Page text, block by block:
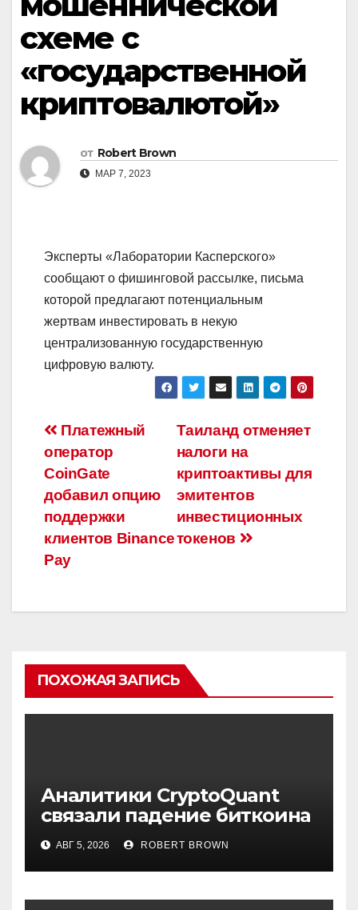
схеме с
«государственной
криптовалютой»
от Robert Brown
МАР 7, 2023
Эксперты «Лаборатории Касперского»
сообщают о фишинговой рассылке, письма
которой предлагают потенциальным
жертвам инвестировать в некую
централизованную государственную
цифровую валюту.
Навигация
по
записям
Таиланд отменяет
налоги на
криптоактивы для
эмитентов
инвестиционных
токенов
Платежный
оператор
CoinGate
добавил опцию
поддержки
клиентов Binance
Pay
ПОХОЖАЯ ЗАПИСЬ
Аналитики CryptoQuant
связали падение биткоина
с обвалом капитализации
USDT
АВГ 5, 2026 ROBERT BROWN